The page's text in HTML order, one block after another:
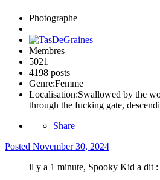
Photographe
Membres
5021
4198 posts
Genre:Femme
Localisation:Swallowed by the
through the fucking gate,
Share
Posted November 30, 2024
il y a 1 minute, Spooky Kid a dit :